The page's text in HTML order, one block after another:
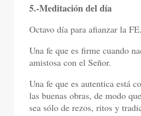
5.-Meditación del día
Octavo día para afianzar la FE.
Una fe que es firme cuando
amistosa con el Señor.
Una fe que es autentica está
las buenas obras, de modo
sea sólo de rezos, ritos y